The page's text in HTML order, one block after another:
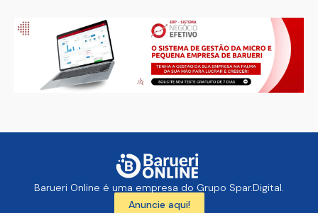
Barueri Online é uma empresa do Grupo Spar.Digital.
Anuncie aqui!